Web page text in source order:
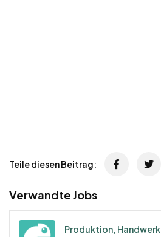
Teile diesen Beitrag:
Verwandte Jobs
Produktion, Handwerk